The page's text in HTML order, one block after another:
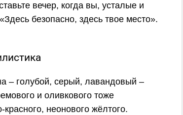
вечер, когда вы, усталые и
безопасно, здесь твое место».
– голубой, серый, лавандовый –
и оливкового тоже
неонового жёлтого.